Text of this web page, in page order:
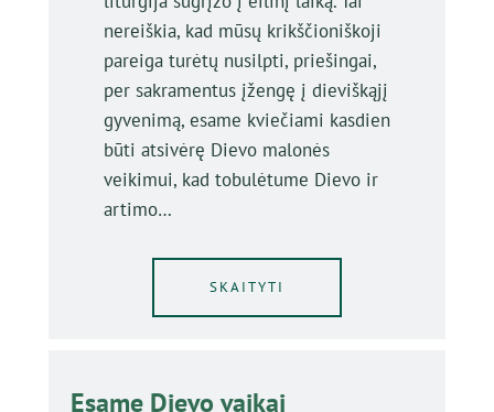
nereiškia, kad mūsų krikščioniškoji
pareiga turėtų nusilpti, priešingai,
per sakramentus įžengę į dieviškąjį
gyvenimą, esame kviečiami kasdien
būti atsivėrę Dievo malonės
veikimui, kad tobulėtume Dievo ir
artimo…
SKAITYTI
Esame Dievo vaikai